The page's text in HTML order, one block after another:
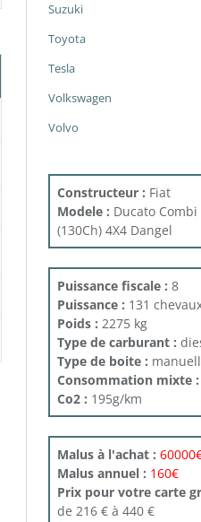
Suzuki
Toyota
Tesla
Volkswagen
Volvo
Constructeur : Fiat
Modele : Ducato
(130Ch) 4X4 Dangel
Puissance fiscale : 8
Puissance : 131
Poids : 2275 kg
Type de carburant :
Type de boite :
Consommation mixte :
Co2 : 195g/km
Malus à l'achat :
Malus annuel : 160€
Prix pour votre carte
de 216 € à 440 €